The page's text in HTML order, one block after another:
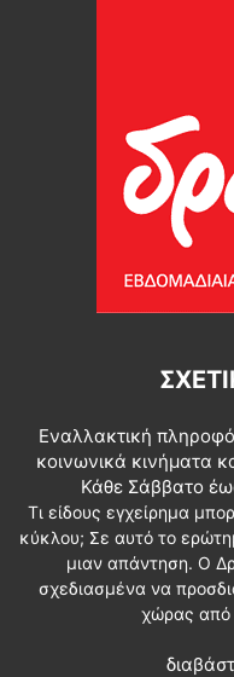
Εναλλακτική
κοινωνικά κινήματα
Κάθε Σάββατο
Τι είδους εγχείρημα
κύκλου; Σε αυτό το
μιαν απάντηση. Ο
σχεδιασμένα να
χώρας από